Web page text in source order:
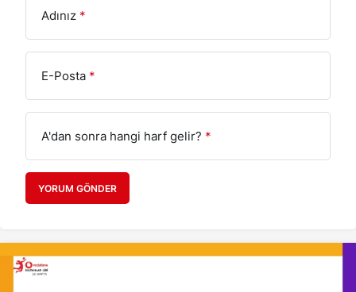
Adınız *
E-Posta *
A'dan sonra hangi harf gelir? *
YORUM GÖNDER